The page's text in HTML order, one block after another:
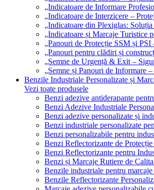
„Indicatoare de Informare
„Indicatoare de Interzicere –
„Indicatoare din Plexiglas:
„Indicatoare și Marcaje Turistice
„Panouri de Protecție SSM și
„Panouri pentru clădiri și
„Semne de Urgență & Exit –
„Semne și Panouri de Informare
Benzile Industriale Personalizate și
Vezi toate produsele
Benzi adezive antiderapante
Benzi Adezive Industriale
Benzi adezive personalizate și
Benzi industriale personalizate
Benzi personalizabile pentru
Benzi Reflectorizante de
Benzi Reflectorizante pentru
Benzi și Marcaje Rutiere de
Benzile industriale pentru
Benzile Reflectorizante